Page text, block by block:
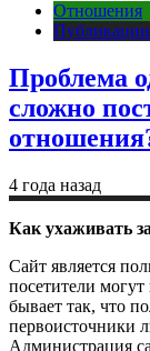
Отношения
Публикации
Проблема
сложно
4 года назад
Как ухаживать
Сайт является
посетители
бывает так, что
первоисточники
Администрация